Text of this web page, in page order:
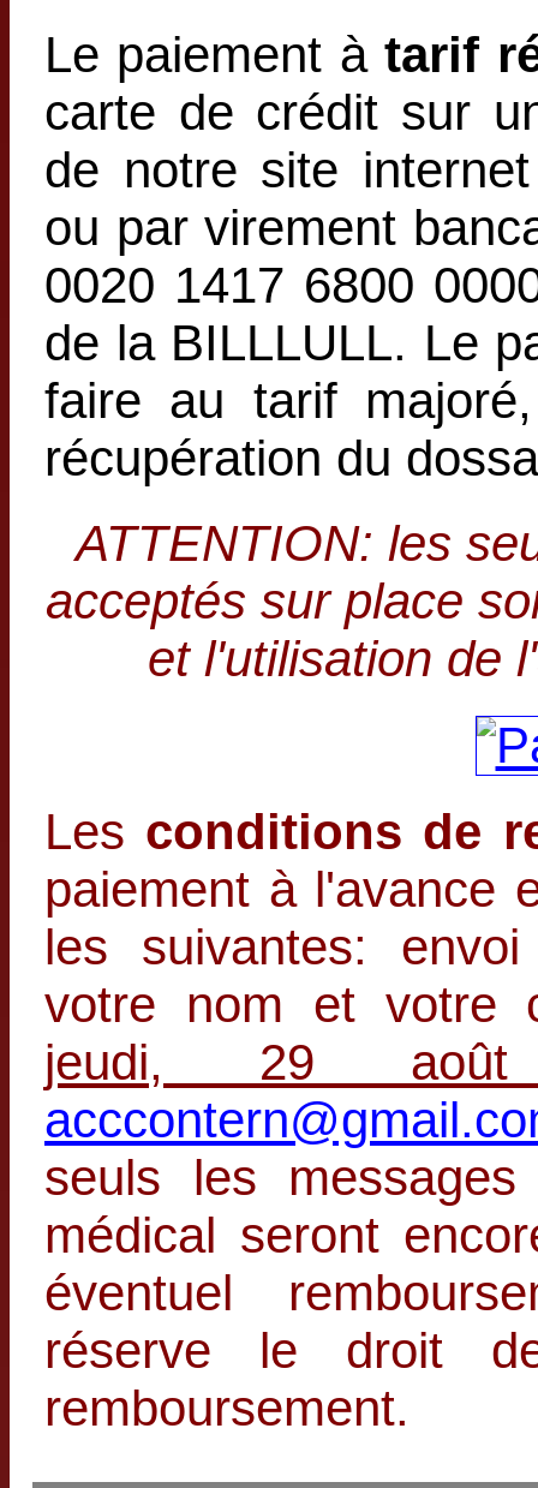
Le paiement àtarif
carte de crédit sur
de notre site
ou par virement
0020 1417 6800
de la BILLLULL. Le
faire au tarif
récupération du
ATTENTION: les
acceptés sur place
et l'utilisation de
Les conditions de
paiement à l'avance
les suivantes:
votre nom et votre
jeudi, 29 août
seuls les
médical seront
éventuel
réserve le droit
remboursement.